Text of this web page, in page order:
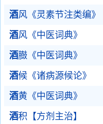
酒风《灵素节注类编》
酒风《中医词典》
酒臌《中医词典》
酒候《诸病源候论》
酒黄《中医词典》
酒积【方剂主治】